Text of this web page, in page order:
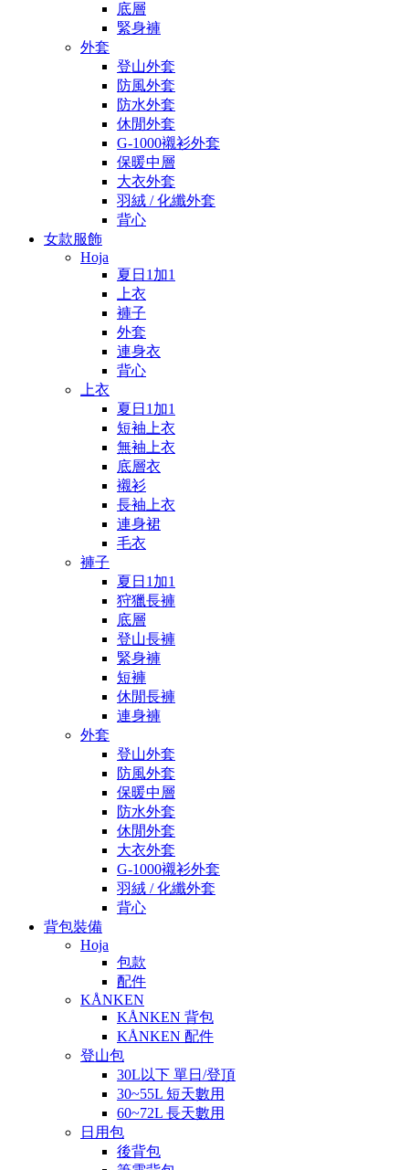
底層
緊身褲
外套
登山外套
防風外套
防水外套
休閒外套
G-1000襯衫外套
保暖中層
大衣外套
羽絨 / 化纖外套
背心
女款服飾
Hoja
夏日1加1
上衣
褲子
外套
連身衣
背心
上衣
夏日1加1
短袖上衣
無袖上衣
底層衣
襯衫
長袖上衣
連身裙
毛衣
褲子
夏日1加1
狩獵長褲
底層
登山長褲
緊身褲
短褲
休閒長褲
連身褲
外套
登山外套
防風外套
保暖中層
防水外套
休閒外套
大衣外套
G-1000襯衫外套
羽絨 / 化纖外套
背心
背包裝備
Hoja
包款
配件
KÅNKEN
KÅNKEN 背包
KÅNKEN 配件
登山包
30L以下 單日/登頂
30~55L 短天數用
60~72L 長天數用
日用包
後背包